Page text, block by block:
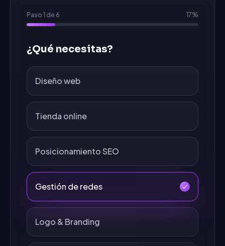
Paso 1 de 6 17%
¿Qué necesitas?
Diseño web
Tienda online
Posicionamiento SEO
Gestión de redes
Logo & Branding